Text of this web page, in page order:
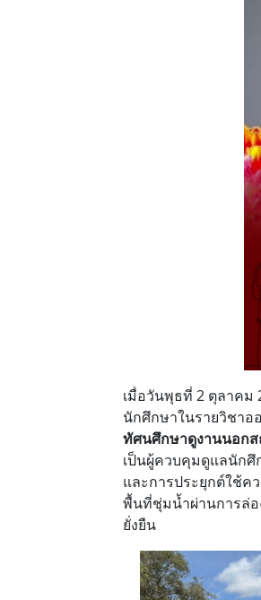
เมื่อวันพุธที่ 2 ตุลาคม
นักศึกษาในรายวิชา
ทัศนศึกษาดูงานนอก
เป็นผู้ควบคุมดูแลนักศึ
และการประยุกต์ใช้ค
พื้นที่ชุ่มน้ำผ่านการล่อ
ยั่งยืน